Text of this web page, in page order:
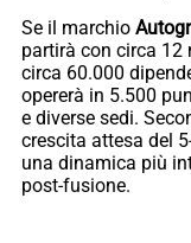
Se il marchio
partirà con circa 12
circa 60.000
opererà in 5.500
e diverse sedi.
crescita attesa del
una dinamica più
post-fusione.